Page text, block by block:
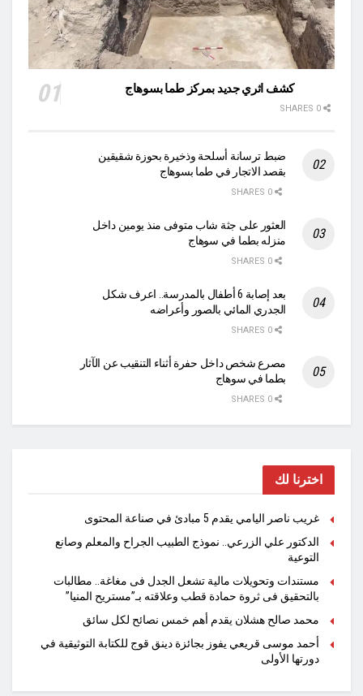
كشف اثري جديد بمركز طما بسوهاج
ضبط ترسانة أسلحة وذخيرة بحوزة شقيقين
بقصد الاتجار في طما بسوهاج
العثور على جثة شاب متوفى منذ يومين داخل
منزله بطما في سوهاج
بعد إصابة 6 أطفال بالمدرسة.. اعرف شكل
الجدري المائي بالصور وأعراضه
مصرع شخص داخل حفرة أثناء التنقيب عن الآثار
بطما في سوهاج
اخترنا لك
غريب ناصر اليامي يقدم 5 مبادئ في صناعة المحتوى
الدكتور علي الزرعي.. نموذج الطبيب الجراح والمعلم وصانع
التوعية
مستندات وتحويلات مالية تشعل الجدل فى مغاغة.. مطالبات
بالتحقيق فى ثروة حمادة قطب وعلاقته بـ”مستريح المنيا”
محمد صالح هشلان يقدم أهم خمس نصائح لكل سائق
أحمد موسى قريعي يفوز بجائزة دينق قوج للكتابة التوثيقية في
دورتها الأولى